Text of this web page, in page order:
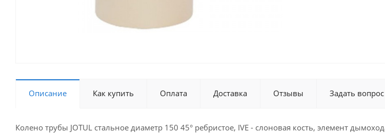
Описание Как купить Оплата Доставка Отзывы Задать вопрос
Колено трубы JOTUL стальное диаметр 150 45° ребристое, IVE - слоновая кость, элемент